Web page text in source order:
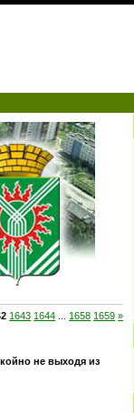
1643 1644 1658 1659 »
не выходя из